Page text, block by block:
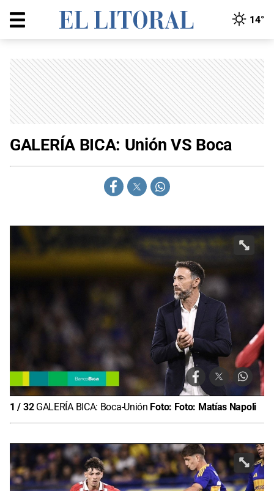
14°
GALERÍA BICA: Unión VS Boca
1 / 32 GALERÍA BICA: Boca-Unión Foto: Foto: Matías Napoli